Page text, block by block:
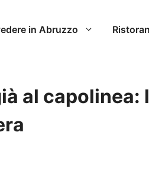
in Abruzzo
al capolinea: